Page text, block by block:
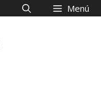
Menú